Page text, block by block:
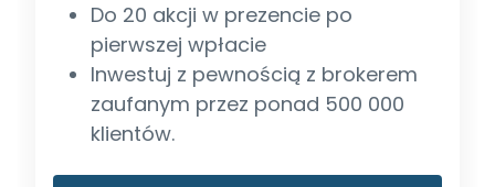
Do 20 akcji w prezencie po
pierwszej wpłacie
Inwestuj z pewnością z brokerem
zaufanym przez ponad 500 000
klientów.